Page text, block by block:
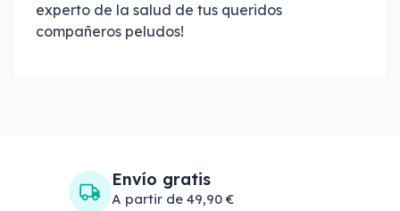
experto de la salud de tus queridos
compañeros peludos!
Envío gratis
A partir de 49,90 €